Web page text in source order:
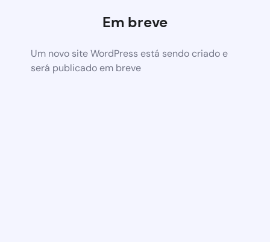
Em breve
Um novo site WordPress está sendo criado e
será publicado em breve